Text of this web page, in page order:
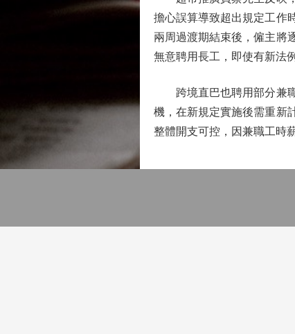
擔心誤算導致超出規定工作
兩周過渡期結束後，僱主將
無意聘用長工，即使有新法
跨境直巴也聘用部分兼職
機，在新規定實施後需重新
整體開支可控，因兼職工時